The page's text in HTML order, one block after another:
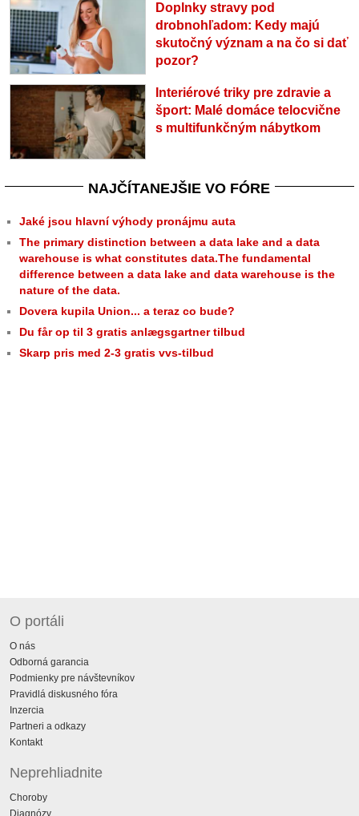
Doplnky stravy pod
drobnohľadom: Kedy majú
skutočný význam a na čo si dať
pozor?
Interiérové triky pre zdravie a
šport: Malé domáce telocvične
s multifunkčným nábytkom
NAJČÍTANEJŠIE VO FÓRE
Jaké jsou hlavní výhody pronájmu auta
The primary distinction between a data lake and a data
warehouse is what constitutes data.The fundamental
difference between a data lake and data warehouse is the
nature of the data.
Dovera kupila Union... a teraz co bude?
Du får op til 3 gratis anlægsgartner tilbud
Skarp pris med 2-3 gratis vvs-tilbud
O portáli
O nás
Odborná garancia
Podmienky pre návštevníkov
Pravidlá diskusného fóra
Inzercia
Partneri a odkazy
Kontakt
Neprehliadnite
Choroby
Diagnózy